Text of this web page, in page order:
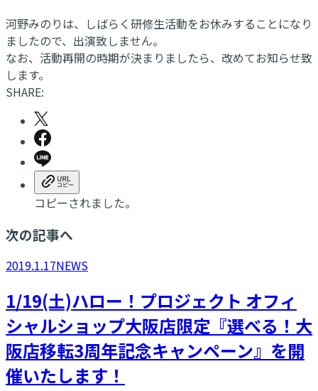
河野みのりは、しばらく研修生活動をお休みすることになり
ましたので、出演致しません。
なお、活動再開の時期が決まりましたら、改めてお知らせ致
します。
SHARE:
コピーされました。
次の記事へ
2019.1.17NEWS
1/19(土)ハロー！プロジェクト オフィ
シャルショップ大阪店限定『選べる！大
阪店移転3周年記念キャンペーン』を開
催いたします！